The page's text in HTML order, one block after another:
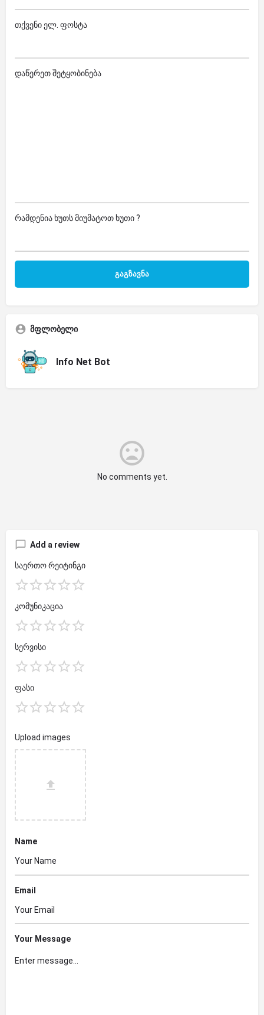
თქვენი ელ. ფოსტა
დაწერეთ შეტყობინება
რამდენია ხუთს მიუმატოთ ხუთი ?
მფლობელი
Info Net Bot
No comments yet.
Add a review
საერთო რეიტინგი
კომუნიკაცია
სერვისი
ფასი
Upload images
Name
Email
Your Message